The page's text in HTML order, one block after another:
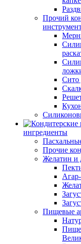
Прочий
Сито
ингредиенты
Прочие
Желатин и
Пищевые